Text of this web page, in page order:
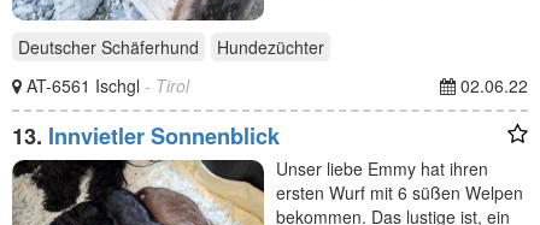
Deutscher Schäferhund
Hundezüchter
AT-6561 Ischgl - Tirol 02.06.22
13. Innvietler Sonnenblick
Unser liebe Emmy hat ihren
ersten Wurf mit 6 süßen Welpen
bekommen. Das lustige ist, ein